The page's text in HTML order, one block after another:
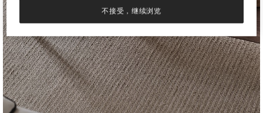
不接受，继续浏览